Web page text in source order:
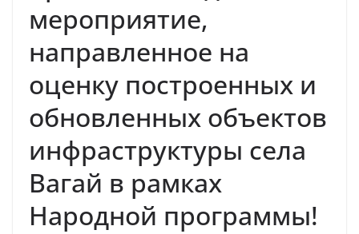
мероприятие,
направленное на
оценку построенных и
обновленных объектов
инфраструктуры села
Вагай в рамках
Народной программы!